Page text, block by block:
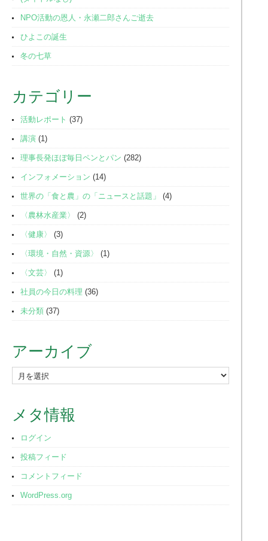
NPO活動の恩人・永瀬二郎さんご逝去
ひよこの誕生
冬の七草
カテゴリー
活動レポート (37)
講演 (1)
理事長発ほぼ毎日ペンとパン (282)
インフォメーション (14)
世界の「食と農」の「ニュースと話題」 (4)
〈農林水産業〉 (2)
〈健康〉 (3)
〈環境・自然・資源〉 (1)
〈文芸〉 (1)
社員の今日の料理 (36)
未分類 (37)
アーカイブ
ー
イ
メタ情報
ログイン
投稿フィード
コメントフィード
WordPress.org